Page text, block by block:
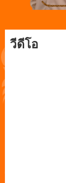
วีดีโอ